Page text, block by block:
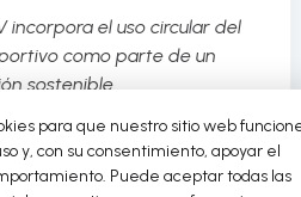
incorpora el uso circular del
como parte de un
sostenible.
para que nuestro sitio web
y, con su consentimiento, apoyar el
Puede aceptar todas las